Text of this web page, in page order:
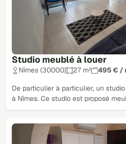
Studio meublé à louer
Nîmes (30000) 27 m² 495 € /
De particulier à particulier, un
à Nîmes. Ce studio est proposé